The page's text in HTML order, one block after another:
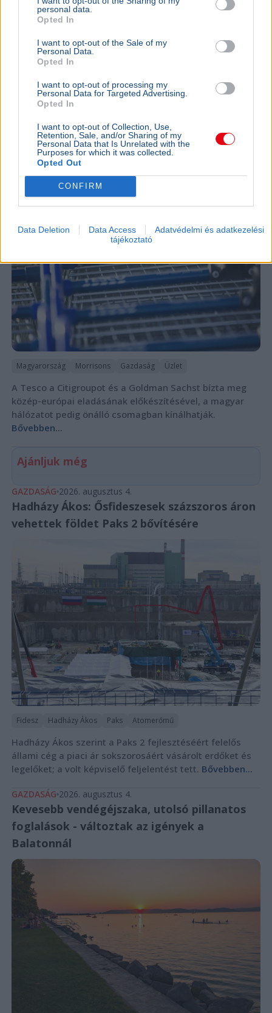
personal data.
Opted In
I want to opt-out of the Sale of my
Personal Data.
Opted In
I want to opt-out of processing my
Personal Data for Targeted Advertising.
Opted In
I want to opt-out of Collection, Use,
Retention, Sale, and/or Sharing of my
Personal Data that Is Unrelated with the
Purposes for which it was collected.
Opted Out
CONFIRM
Data Deletion Data Access
Adatvédelmi és adatkezelési
tájékoztató
GAZDASÁG
2026-ban
GAZDASÁG 2026. augusztus 4.
Harminc év után tényleg búcsúzhat
Magyarországtól a Tesco
Magyarország Morrisons Gazdaság Üzlet
A Tesco a Citigroupot és a Goldman Sachst bízta meg
közép-európai eladásának előkészítésével, a magyar
hálózatot pedig önálló csomagban kínálhatják.
Bővebben...
Ajánljuk még
GAZDASÁG 2026. augusztus 4.
Hadházy Ákos: Ősfideszesek százszoros áron
vehettek földet Paks 2 bővítésére
Fidesz Hadházy Ákos Paks Atomerőmű
Hadházy Ákos szerint a Paks 2 fejlesztéséért felelős
állami cég a piaci ár sokszorosáért vásárolt erdőket és
legelőket; a volt képviselő feljelentést tett. Bővebben...
GAZDASÁG 2026. augusztus 4.
Kevesebb vendégéjszaka, utolsó pillanatos
foglalások - változtak az igények a
Balatonnál